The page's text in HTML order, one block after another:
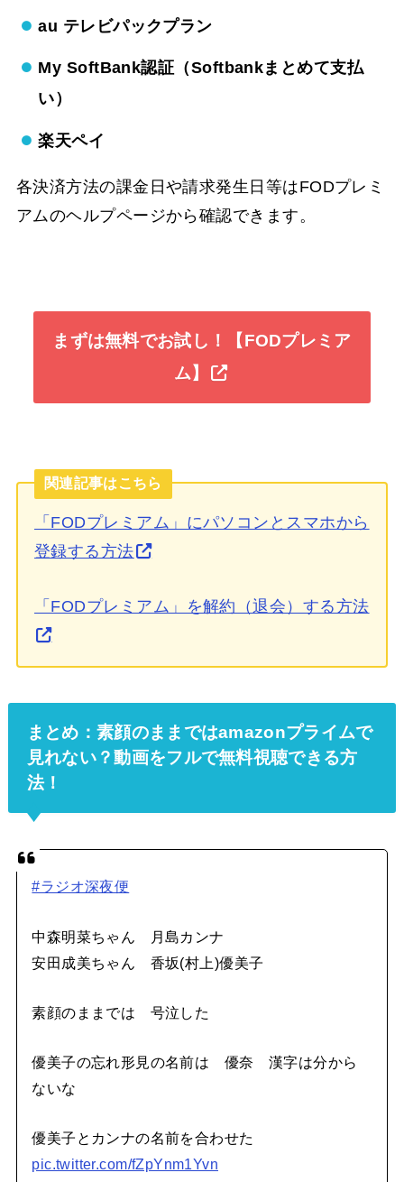
au テレビパックプラン
My SoftBank認証（Softbankまとめて支払
い）
楽天ペイ
各決済方法の課金日や請求発生日等はFODプレミ
アムのヘルプページから確認できます。
まずは無料でお試し！【FODプレミア
ム】
関連記事はこちら
「FODプレミアム」にパソコンとスマホから
登録する方法
「FODプレミアム」を解約（退会）する方法
まとめ：素顔のままではamazonプライムで
見れない？動画をフルで無料視聴できる方
法！
#ラジオ深夜便
中森明菜ちゃん 月島カンナ
安田成美ちゃん 香坂(村上)優美子
素顔のままでは 号泣した
優美子の忘れ形見の名前は 優奈 漢字は分から
ないな
優美子とカンナの名前を合わせた
pic.twitter.com/fZpYnm1Yvn